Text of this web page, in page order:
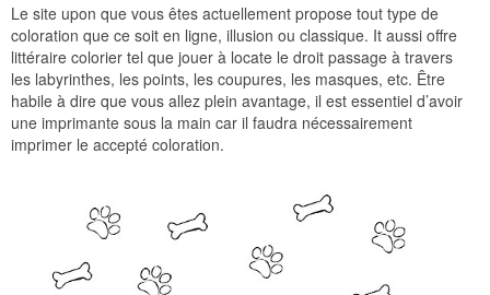
Le site upon que vous êtes actuellement propose tout type de
coloration que ce soit en ligne, illusion ou classique. It aussi offre
littéraire colorier tel que jouer à locate le droit passage à travers
les labyrinthes, les points, les coupures, les masques, etc. Être
habile à dire que vous allez plein avantage, il est essentiel d’avoir
une imprimante sous la main car il faudra nécessairement
imprimer le accepté coloration.